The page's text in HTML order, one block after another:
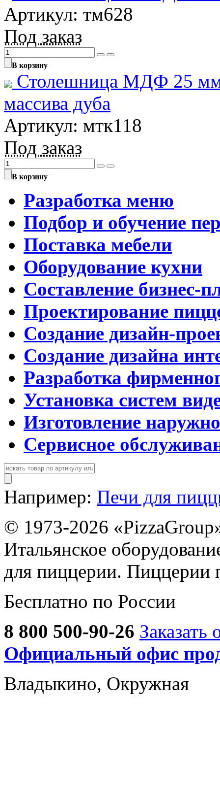
Артикул: тм628
Под заказ
В корзину
Столешница МДФ 25 мм
массива дуба
Артикул: мтк118
Под заказ
В корзину
Разработка меню
Подбор и обучение
Поставка мебели
Оборудование кухни
Составление бизнес-
Проектирование
Создание дизайн-
Создание дизайна
Разработка
Установка систем
Изготовление
Сервисное
Например: Печи для
© 1973-2026
Итальянское
для пиццерии. Пиццерии
Бесплатно по России
8 800 500-90-26 Заказать
Официальный офис
Владыкино, Окружная